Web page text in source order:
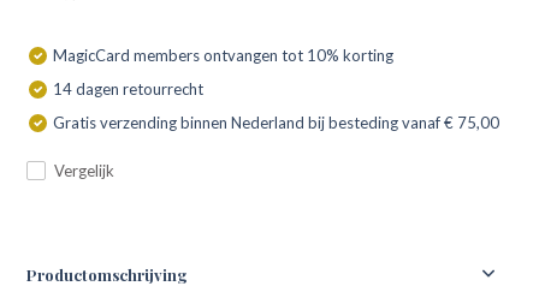
MagicCard members ontvangen tot 10% korting
14 dagen retourrecht
Gratis verzending binnen Nederland bij besteding vanaf € 75,00
Vergelijk
Productomschrijving